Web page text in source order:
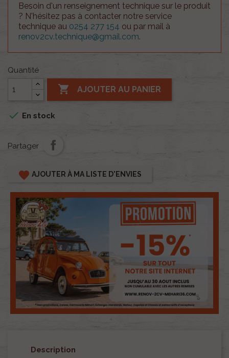
Besoin d'un renseignement technique sur le produit
? N'hésitez pas à contacter notre service
technique au 0254 277 154 ou par mail à
renov2cv.technique@gmail.com.
Quantité
 AJOUTER AU PANIER
 En stock
Partager
favorite AJOUTER À MA LISTE D'ENVIES
Description